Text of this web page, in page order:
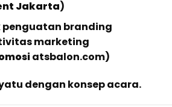
Jakarta)
branding
marketing
atsbalon.com)
dengan konsep acara.